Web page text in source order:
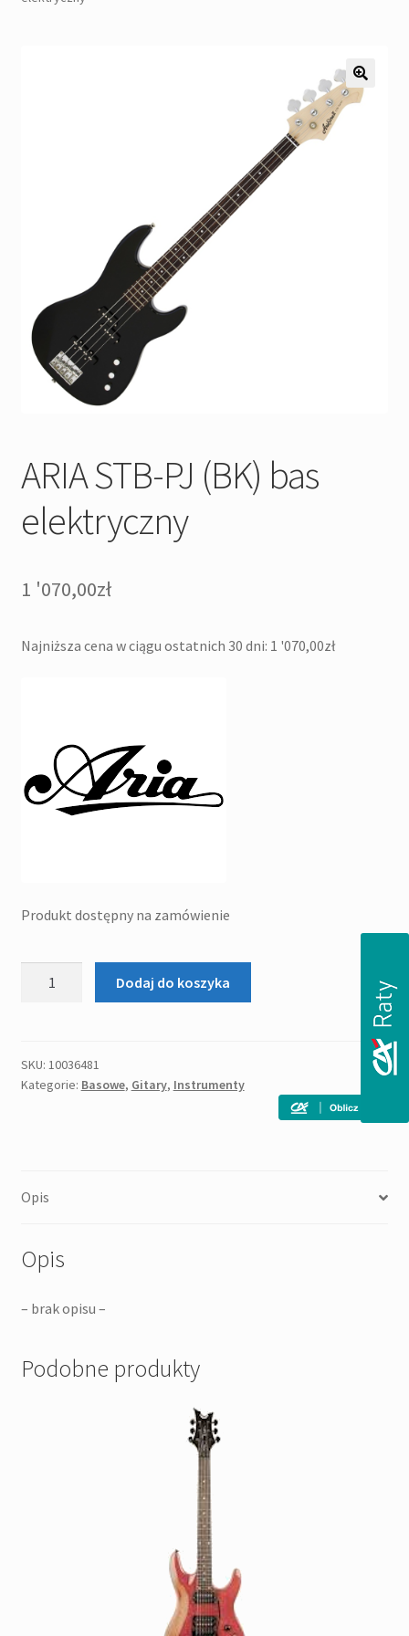
Pozostałe
ARIA STB-PJ (BK) bas
elektryczny
1 '070,00zł
Najniższa cena w ciągu ostatnich 30 dni: 1 '070,00zł
Produkt dostępny na zamówienie
(BK)
bas
Dodaj do koszyka
SKU: 10036481
Kategorie: Basowe, Gitary, Instrumenty
Opis
Opis
– brak opisu –
Podobne produkty